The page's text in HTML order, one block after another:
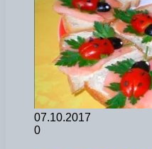
07.10.2017
0